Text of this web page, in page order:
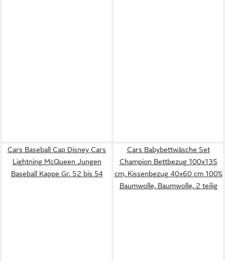
Cars Baseball Cap Disney Cars
Lightning McQueen Jungen
Baseball Kappe Gr. 52 bis 54
Cars Babybettwäsche Set
Champion Bettbezug 100x135
cm, Kissenbezug 40x60 cm 100%
Baumwolle, Baumwolle, 2 teilig